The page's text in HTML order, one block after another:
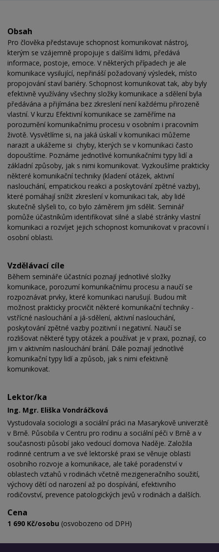
Obsah
Pro člověka představuje schopnost komunikovat nástroj,
kterým se vzájemně propojuje s dalšími lidmi, předává
informace, postoje, emoce. V některých případech je ale
komunikace vysilující, nepřináší požadovaný výsledek, místo
propojování staví bariéry. Schopnost komunikovat tak, aby byly
efektivně využívány všechny složky komunikace a sdělení byla
předávána a přijímána bez zkreslení není každému přirozeně
vlastní. V kurzu Efektivní komunikace se zaměříme na
porozumění komunikačnímu procesu v osobním i pracovním
životě. Vysvětlíme si, na jaká úskalí v komunikaci můžeme
narazit a ukážeme si chyby, kterých se v komunikaci často
dopouštíme. Poznáme jednotlivé komunikačními typy lidí a
základní způsoby, jak s nimi komunikovat. Vyzkoušíme prakticky
některé komunikační techniky (kladení otázek, aktivní
naslouchání, empatickou reakci a poskytování zpětné vazby),
které pomáhají snížit zkreslení v komunikaci tak, aby lidé
skutečně slyšeli to, co bylo záměrem jim sdělit. Seminář
pomůže účastníkům identifikovat silné a slabé stránky vlastní
komunikaci a rozvíjet jejich schopnost komunikovat v pracovní i
osobní oblasti.
Vzdělávací cíle
Během semináře účastníci poznají jednotlivé složky
komunikace, porozumí komunikačnímu procesu a naučí se
rozpoznávat prvky, které komunikaci narušují. Budou mít
možnost prakticky procvičit některé komunikační techniky -
vstřícné naslouchání a já-sdělení, aktivní naslouchání,
poskytování zpětné vazby pozitivní i negativní. Naučí se
rozlišovat některé typy otázek a používat je v praxi, poznají, co
jim v aktivním naslouchání brání. Dále poznají jednotlivé
komunikační typy lidí a způsob, jak s nimi efektivně
komunikovat.
Lektor/ka
Ing. Mgr. Eliška Vondráčková
Vystudovala sociologii a sociální práci na Masarykově univerzitě
v Brně. Působila v Centru pro rodinu a sociální péči v Brně a v
současnosti působí jako vedoucí domova Naděje. Založila
rodinné centrum a ve své lektorské praxi se věnuje oblasti
osobního rozvoje a komunikace, ale také poradenství v
oblastech vztahů v rodinách včetně mezigeneračního soužití,
výchovy dětí od narození až po dospívání, efektivního
rodičovství, prevence patologických jevů v rodinách a dalších.
Cena
1 690 Kč/osobu (osvobozeno od DPH)